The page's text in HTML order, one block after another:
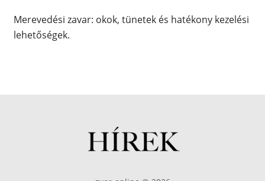
Merevedési zavar: okok, tünetek és hatékony kezelési
lehetőségek.